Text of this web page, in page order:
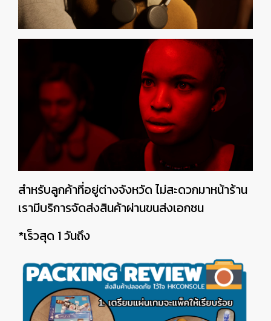
สำหรับลูกค้าที่อยู่ต่างจังหวัด ไม่สะดวกมาหน้าร้าน
เรามีบริการจัดส่งสินค้าผ่านขนส่งเอกชน
*เร็วสุด 1 วันถึง